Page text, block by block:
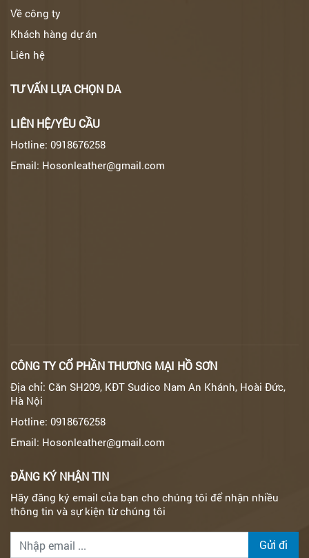
Về công ty
Khách hàng dự án
Liên hệ
TƯ VẤN LỰA CHỌN DA
LIÊN HỆ/YÊU CẦU
Hotline: 0918676258
Email: Hosonleather@gmail.com
CÔNG TY CỔ PHẦN THƯƠNG MẠI HỒ SƠN
Địa chỉ: Căn SH209, KĐT Sudico Nam An Khánh, Hoài Đức,
Hà Nội
Hotline: 0918676258
Email: Hosonleather@gmail.com
ĐĂNG KÝ NHẬN TIN
Hãy đăng ký email của bạn cho chúng tôi để nhận nhiều
thông tin và sự kiện từ chúng tôi
Gửi đi